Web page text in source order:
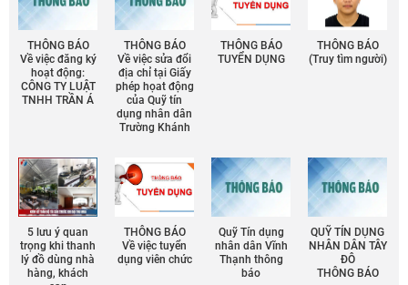
THÔNG BÁO
Về việc đăng ký
hoạt động:
CÔNG TY LUẬT
TNHH TRẦN Á
THÔNG BÁO
Về việc sửa đổi
địa chỉ tại Giấy
phép họat động
của Quỹ tín
dụng nhân dân
Trường Khánh
THÔNG BÁO
TUYỂN DỤNG
THÔNG BÁO
(Truy tìm người)
5 lưu ý quan
trọng khi thanh
lý đồ dùng nhà
hàng, khách
THÔNG BÁO
Về việc tuyển
dụng viên chức
Quỹ Tín dụng
nhân dân Vĩnh
Thạnh thông
báo
QUỸ TÍN DỤNG
NHÂN DÂN TÂY
ĐÔ
THÔNG BÁO